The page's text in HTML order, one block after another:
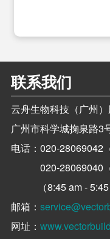
联系我们
云舟生物科技（广州
广州市科学城掬泉路3
电话：020-28069042
020-28069040
（8:45 am -
邮箱：
网址：